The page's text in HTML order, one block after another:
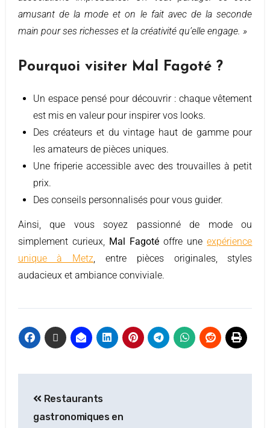
amusant de la mode et on le fait avec de la seconde
main pour ses richesses et la créativité qu’elle engage. »
Pourquoi visiter Mal Fagoté ?
Un espace pensé pour découvrir : chaque vêtement
est mis en valeur pour inspirer vos looks.
Des créateurs et du vintage haut de gamme pour
les amateurs de pièces uniques.
Une friperie accessible avec des trouvailles à petit
prix.
Des conseils personnalisés pour vous guider.
Ainsi, que vous soyez passionné de mode ou
simplement curieux, Mal Fagoté offre uneexpérience
unique à Metz , entre pièces originales, styles
audacieux et ambiance conviviale.
Restaurants
gastronomiques en